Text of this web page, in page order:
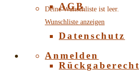
AGB
Datenschutz
Rückgaberecht
Deine Wunschliste ist leer.
Wunschliste anzeigen
Anmelden